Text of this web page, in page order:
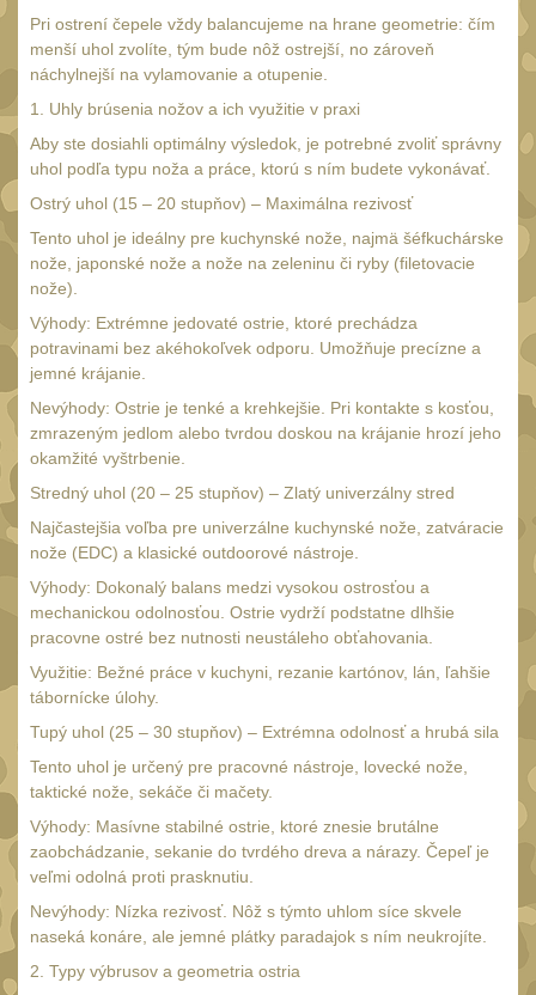
Dvojnožky pro Keymod
2
čep
Popruhy a poutka 40
Príslušenstvo 18
OPTIKY
Monokuláry
Kolimátory 53
Zvětšovací moduly
LPVO21
Na vzduchovku
Velký oční reliéf1
Na dlouhé
vzdálenosti
Multi-range32
Krátka a střední
vzdálenost
Príslušenstvo pre
UTG45
Accushot Tactical 9
Accushot Precision3
Pri ostrení čepele vždy balancujeme na hrane geometrie: čím
menší uhol zvolíte, tým bude nôž ostrejší, no zároveň
náchylnejší na vylamovanie a otupenie.
1. Uhly brúsenia nožov a ich využitie v praxi
Aby ste dosiahli optimálny výsledok, je potrebné zvoliť správny
uhol podľa typu noža a práce, ktorú s ním budete vykonávať.
Ostrý uhol (15 – 20 stupňov) – Maximálna rezivosť
Tento uhol je ideálny pre kuchynské nože, najmä šéfkuchárske
nože, japonské nože a nože na zeleninu či ryby (filetovacie
nože).
Výhody: Extrémne jedovaté ostrie, ktoré prechádza
potravinami bez akéhokoľvek odporu. Umožňuje precízne a
jemné krájanie.
Nevýhody: Ostrie je tenké a krehkejšie. Pri kontakte s kosťou,
zmrazeným jedlom alebo tvrdou doskou na krájanie hrozí jeho
okamžité vyštrbenie.
Stredný uhol (20 – 25 stupňov) – Zlatý univerzálny stred
Najčastejšia voľba pre univerzálne kuchynské nože, zatváracie
nože (EDC) a klasické outdoorové nástroje.
Výhody: Dokonalý balans medzi vysokou ostrosťou a
mechanickou odolnosťou. Ostrie vydrží podstatne dlhšie
pracovne ostré bez nutnosti neustáleho obťahovania.
Využitie: Bežné práce v kuchyni, rezanie kartónov, lán, ľahšie
tábornícke úlohy.
Tupý uhol (25 – 30 stupňov) – Extrémna odolnosť a hrubá sila
Tento uhol je určený pre pracovné nástroje, lovecké nože,
taktické nože, sekáče či mačety.
Výhody: Masívne stabilné ostrie, ktoré znesie brutálne
zaobchádzanie, sekanie do tvrdého dreva a nárazy. Čepeľ je
veľmi odolná proti prasknutiu.
Nevýhody: Nízka rezivosť. Nôž s týmto uhlom síce skvele
naseká konáre, ale jemné plátky paradajok s ním neukrojíte.
2. Typy výbrusov a geometria ostria